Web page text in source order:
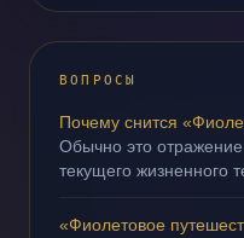
ВОПРОСЫ
Почему снится
Обычно это
текущего жизненного
«Фиолетовое